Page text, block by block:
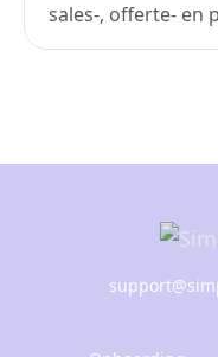
sales-, offerte- en